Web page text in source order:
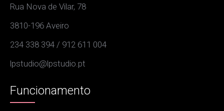
Rua Nova de Vilar, 78
3810-196 Aveiro
234 338 394 / 912 611 004
lpstudio@lpstudio.pt
Funcionamento